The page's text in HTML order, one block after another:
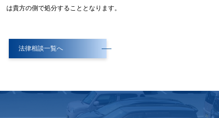
は貴方の側で処分することとなります。
法律相談一覧へ